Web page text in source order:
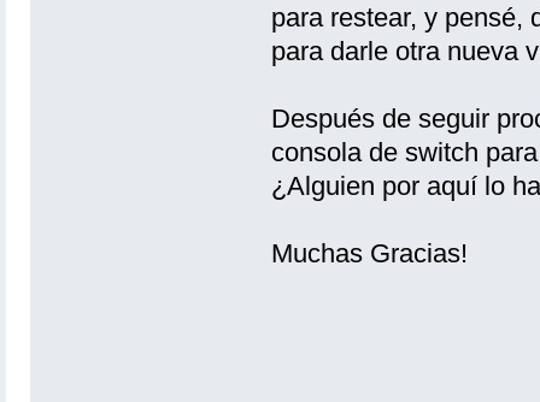
para restear, y pensé,
para darle otra nueva
Después de seguir
consola de switch
¿Alguien por aquí lo
Muchas Gracias!